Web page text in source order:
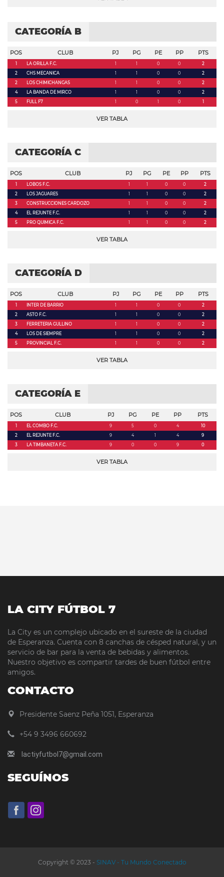
CATEGORÍA B
POS CLUB PJ PG PE PP PTS
1 LA ORILLA F.C. 1 1 0 0
2
2
CHS MECANICA 1 1 0 0
2
2
LOS CHIMICHANGAS 1 1 0 0
2
4
LA BANDA DE MIRCO 1 1 0 0
2
5
FULL F7 1 0 1 0 1
VER TABLA
CATEGORÍA C
POS CLUB PJ PG PE PP PTS
1 LOBOS F.C. 1 1 0 0
2
2
LOS JAGUARES 1 1 0 0
2
3
CONSTRUCCIONES CARDOZO 1 1 0 0
2
4
EL REJUNTE F.C. 1 1 0 0
2
5
PRO QUIMICA F.C. 1 1 0 0 2
VER TABLA
CATEGORÍA D
POS CLUB PJ PG PE PP PTS
1 INTER DE BARRIO 1 1 0 0
2
2
ASTO F.C. 1 1 0 0
2
3
FERRETERIA GULLINO 1 1 0 0
2
4
LOS DE SIEMPRE 1 1 0 0
2
5
PROVINCIAL F.C. 1 1 0 0 2
VER TABLA
CATEGORÍA E
POS CLUB PJ PG PE PP PTS
1 EL COMBO F.C. 9 5 0 4
10
2
EL REJUNTE F.C. 9 4 1 4
9
3
LA TIMBANETA F.C. 9 0 0 9 0
VER TABLA
LA CITY FÚTBOL 7
La City es un complejo ubicado en el sureste de la ciudad
de Esperanza. Cuenta con 8 canchas de césped natural, y un
servicio de bar para la venta de bebidas y alimentos.
Nuestro objetivo es compartir tardes de buen fútbol entre
amigos.
CONTACTO
Presidente Saenz Peña 1051, Esperanza
+54 9 3496 660692
lactiyfutbol7@gmail.com
SEGUÍNOS
Copyright © 2023 - SINAV - Tu Mundo Conectado